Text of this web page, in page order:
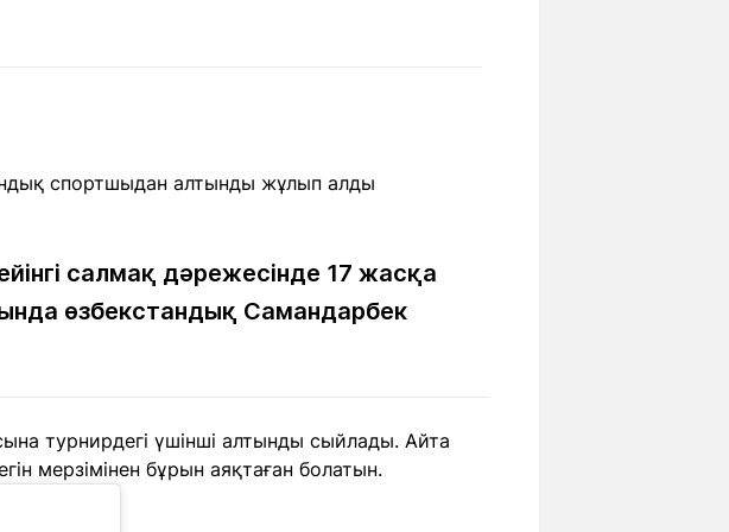
салмақ дәрежесінде 17 жасқа
өзбекстандық Самандарбек
турнирдегі үшінші алтынды сыйлады. Айта
мерзімінен бұрын аяқтаған болатын.